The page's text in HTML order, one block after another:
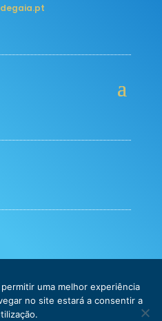
de Gaia - Learning
uma melhor experiência
no site estará a consentir a